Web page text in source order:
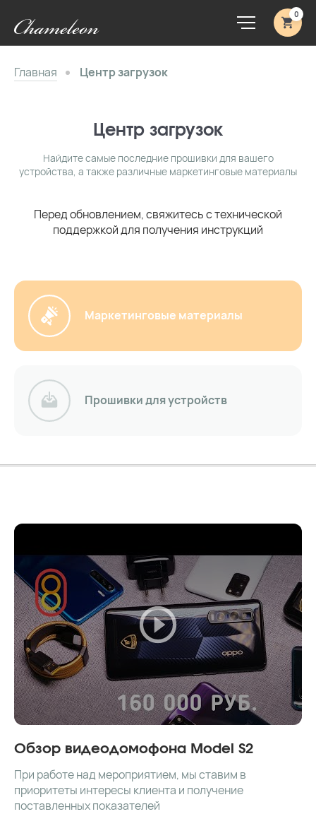
0
Главная Центр загрузок
Центр загрузок
Найдите самые последние прошивки для вашего
устройства, а также различные маркетинговые материалы
Перед обновлением, свяжитесь с технической
поддержкой для получения инструкций
Маркетинговые материалы
Прошивки для устройств
Обзор видеодомофона Model S2
При работе над мероприятием, мы ставим в
приоритеты интересы клиента и получение
поставленных показателей